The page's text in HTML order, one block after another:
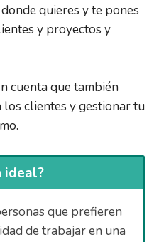
quieres y te pones
y proyectos y
cuenta que también
clientes y gestionar tu
ideal?
que prefieren
de trabajar en una